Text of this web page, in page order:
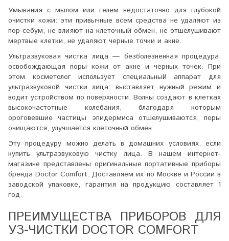
Умывания с мылом или гелем недостаточно для глубокой
очистки кожи: эти привычные всем средства не удаляют из
пор себум, не влияют на клеточный обмен, не отшелушивают
мертвые клетки, не удаляют черные точки и акне.
Ультразвуковая чистка лица — безболезненная процедура,
освобождающая поры кожи от акне и черных точек. При
этом косметолог использует специальный аппарат для
ультразвуковой чистки лица: выставляет нужный режим и
водит устройством по поверхности. Волны создают в клетках
высокочастотные колебания, благодаря которым
ороговевшие частицы эпидермиса отшелушиваются, поры
очищаются, улучшается клеточный обмен.
Эту процедуру можно делать в домашних условиях, если
купить ультразвуковую чистку лица. В нашем интернет-
магазине представлены оригинальные портативные приборы
бренда Doctor Comfort. Доставляем их по Москве и России в
заводской упаковке, гарантия на продукцию составляет 1
год.
ПРЕИМУЩЕСТВА ПРИБОРОВ ДЛЯ
УЗ-ЧИСТКИ DOCTOR COMFORT